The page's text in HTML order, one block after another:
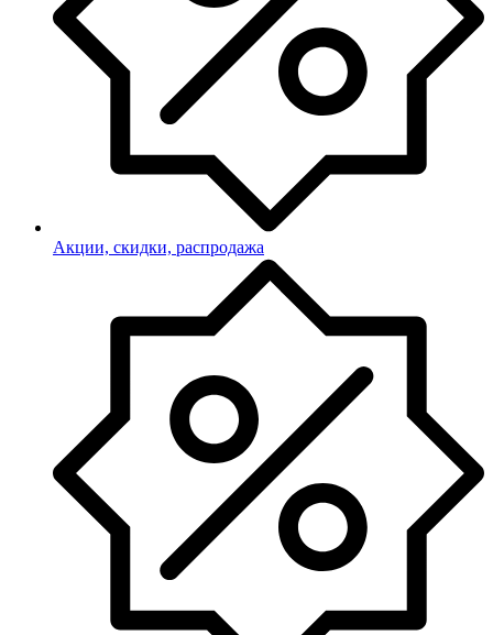
Акции, скидки, распродажа